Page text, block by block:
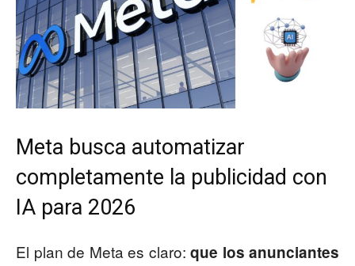
Meta busca automatizar
completamente la publicidad con
IA para 2026
El plan de Meta es claro: que los anunciantes